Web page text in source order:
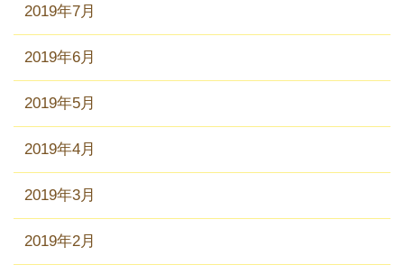
2019年7月
2019年6月
2019年5月
2019年4月
2019年3月
2019年2月